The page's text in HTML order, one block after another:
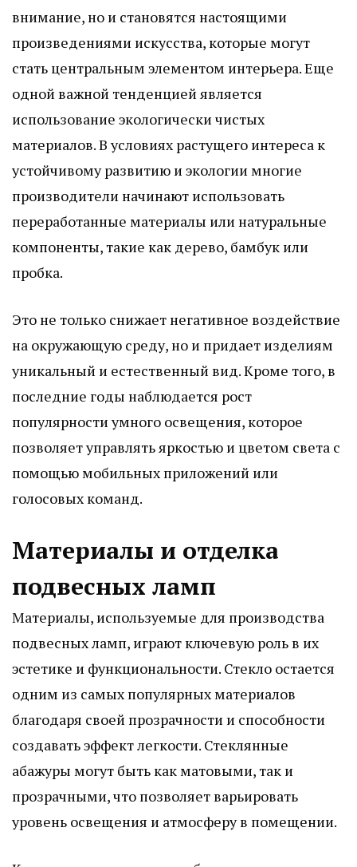
внимание, но и становятся настоящими
произведениями искусства, которые могут
стать центральным элементом интерьера. Еще
одной важной тенденцией является
использование экологически чистых
материалов. В условиях растущего интереса к
устойчивому развитию и экологии многие
производители начинают использовать
переработанные материалы или натуральные
компоненты, такие как дерево, бамбук или
пробка.
Это не только снижает негативное воздействие
на окружающую среду, но и придает изделиям
уникальный и естественный вид. Кроме того, в
последние годы наблюдается рост
популярности умного освещения, которое
позволяет управлять яркостью и цветом света с
помощью мобильных приложений или
голосовых команд.
Материалы и отделка
подвесных ламп
Материалы, используемые для производства
подвесных ламп, играют ключевую роль в их
эстетике и функциональности. Стекло остается
одним из самых популярных материалов
благодаря своей прозрачности и способности
создавать эффект легкости. Стеклянные
абажуры могут быть как матовыми, так и
прозрачными, что позволяет варьировать
уровень освещения и атмосферу в помещении.